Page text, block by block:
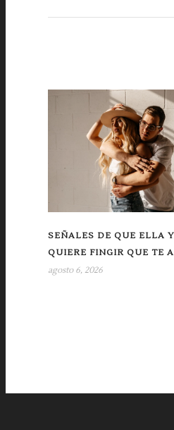
SEÑALES DE QUE ELLA
QUIERE FINGIR QUE TE
agosto 6, 2026